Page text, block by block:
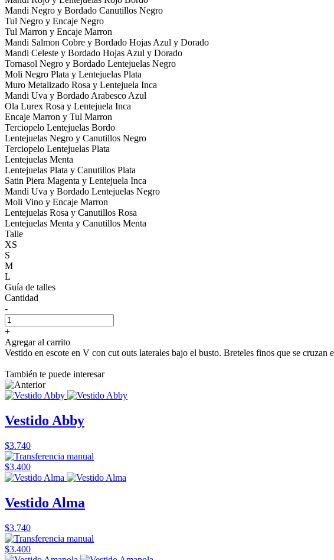
Mandi Negro y Bordado Canutillos Negro
Tul Negro y Encaje Negro
Tul Marron y Encaje Marron
Mandi Salmon Cobre y Bordado Hojas Azul y Dorado
Mandi Celeste y Bordado Hojas Azul y Dorado
Tornasol Negro y Bordado Lentejuelas Negro
Moli Negro Plata y Lentejuelas Plata
Muro Metalizado Rosa y Lentejuela Inca
Mandi Uva y Bordado Arabesco Azul
Ola Lurex Rosa y Lentejuela Inca
Encaje Marron y Tul Marron
Terciopelo Lentejuelas Bordo
Lentejuelas Negro y Canutillos Negro
Terciopelo Lentejuelas Plata
Lentejuelas Menta
Lentejuelas Plata y Canutillos Plata
Satin Piera Magenta y Lentejuela Inca
Mandi Uva y Bordado Lentejuelas Negro
Moli Vino y Encaje Marron
Lentejuelas Rosa y Canutillos Rosa
Lentejuelas Menta y Canutillos Menta
Talle
XS
S
M
L
Guía de talles
Cantidad
-
+
Agregar al carrito
Vestido en escote en V con cut outs laterales bajo el busto. Breteles finos que se cruzan
También te puede interesar
Vestido Abby
$3.740
$3.400
Vestido Alma
$3.740
$3.400